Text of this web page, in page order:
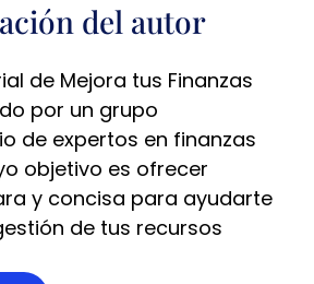
del autor
de Mejora tus Finanzas
por un grupo
de expertos en finanzas
objetivo es ofrecer
y concisa para ayudarte
de tus recursos